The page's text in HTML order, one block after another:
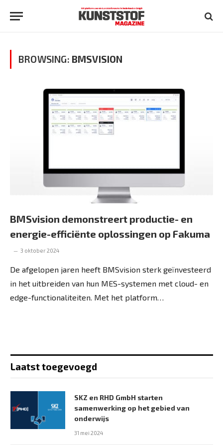
BROWSING: BMSVISION
BMSvision demonstreert productie- en
energie-efficiënte oplossingen op Fakuma
3 oktober 2024
De afgelopen jaren heeft BMSvision sterk geïnvesteerd
in het uitbreiden van hun MES-systemen met cloud- en
edge-functionaliteiten. Met het platform…
Laatst toegevoegd
SKZ en RHD GmbH starten
samenwerking op het gebied van
onderwijs
31 mei 2024